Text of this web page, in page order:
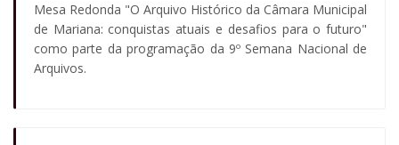
Mesa Redonda "O Arquivo Histórico da Câmara Municipal
de Mariana: conquistas atuais e desafios para o futuro"
como parte da programação da 9º Semana Nacional de
Arquivos.